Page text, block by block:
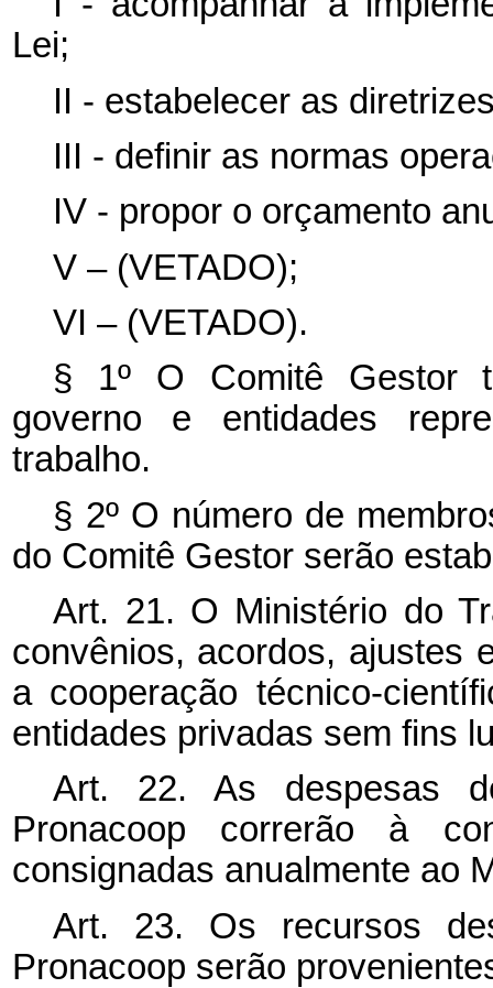
Lei;
II - estabelecer as
III - definir as normas
IV - propor o orçamento
V – (VETADO);
VI – (VETADO).
§ 1º O Comitê Gestor
governo e entidades
trabalho.
§ 2º O número de
do Comitê Gestor serão
Art. 21. O Ministério do
convênios, acordos, ajustes
a cooperação técnico-
entidades privadas sem fins
Art. 22. As despesas
Pronacoop correrão à
consignadas anualmente ao
Art. 23. Os recursos
Pronacoop serão